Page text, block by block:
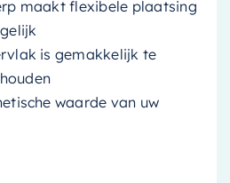
maakt flexibele plaatsing
is gemakkelijk te
waarde van uw